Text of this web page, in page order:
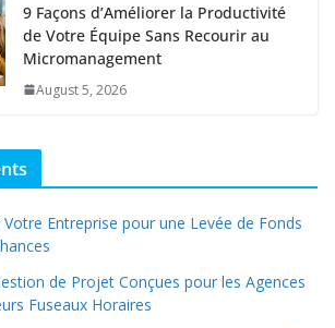
9 Façons d’Améliorer la Productivité
de Votre Équipe Sans Recourir au
Micromanagement
August 5, 2026
Entreprise pour une Levée de Fonds
de Projet Conçues pour les Agences
Fuseaux Horaires